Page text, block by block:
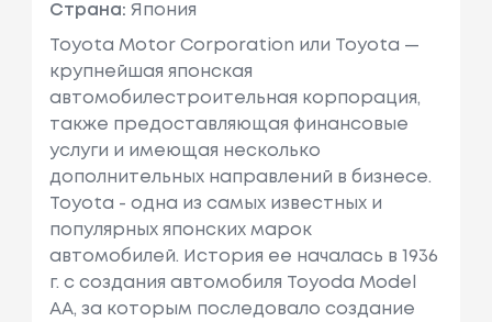
Страна: Япония
Toyota Motor Corporation или Toyota —
крупнейшая японская
автомобилестроительная корпорация,
также предоставляющая финансовые
услуги и имеющая несколько
дополнительных направлений в бизнесе.
Toyota - одна из самых известных и
популярных японских марок
автомобилей. История ее началась в 1936
г. с создания автомобиля Toyoda Model
AA, за которым последовало создание